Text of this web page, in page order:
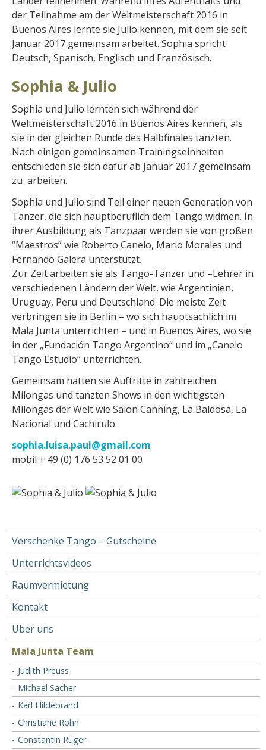
der Teilnahme am der Weltmeisterschaft 2016 in
Buenos Aires lernte sie Julio kennen, mit dem sie seit
Januar 2017 gemeinsam arbeitet. Sophia spricht
Deutsch, Spanisch, Englisch und Französisch.
Sophia & Julio
Sophia und Julio lernten sich während der
Weltmeisterschaft 2016 in Buenos Aires kennen, als
sie in der gleichen Runde des Halbfinales tanzten.
Nach einigen gemeinsamen Trainingseinheiten
entschieden sie sich dafür ab Januar 2017 gemeinsam
zu arbeiten.
Sophia und Julio sind Teil einer neuen Generation von
Tänzer, die sich hauptberuflich dem Tango widmen. In
ihrer Ausbildung als Tanzpaar werden sie von großen
“Maestros” wie Roberto Canelo, Mario Morales und
Fernando Galera unterstützt.
Zur Zeit arbeiten sie als Tango-Tänzer und –Lehrer in
verschiedenen Ländern der Welt, wie Argentinien,
Uruguay, Peru und Deutschland. Die meiste Zeit
verbringen sie in Berlin – wo sich hauptsächlich im
Mala Junta unterrichten – und in Buenos Aires, wo sie
in der „Fundación Tango Argentino“ und im „Canelo
Tango Estudio“ unterrichten.
Gemeinsam hatten sie Auftritte in zahlreichen
Milongas und tanzten Shows in den wichtigsten
Milongas der Welt wie Salon Canning, La Baldosa, La
Nacional und Cachirulo.
sophia.luisa.paul@gmail.com
mobil + 49 (0) 176 53 52 01 00
Main
navigation
Verschenke Tango – Gutscheine
Unterrichtsvideos
Raumvermietung
Kontakt
Über uns
Mala Junta Team
Judith Preuss
Michael Sacher
Karl Hildebrand
Christiane Rohn
Constantin Rüger